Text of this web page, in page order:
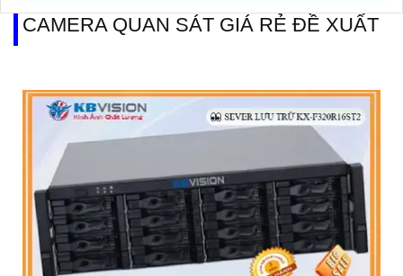
CAMERA QUAN SÁT GIÁ RẺ ĐỀ XUẤT